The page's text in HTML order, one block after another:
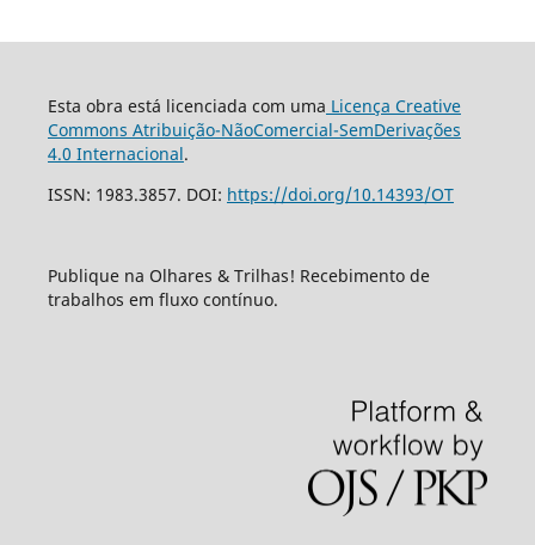
Esta obra está licenciada com uma Licença Creative
Commons Atribuição-NãoComercial-SemDerivações
4.0 Internacional.
ISSN: 1983.3857. DOI: https://doi.org/10.14393/OT
Publique na Olhares & Trilhas! Recebimento de
trabalhos em fluxo contínuo.